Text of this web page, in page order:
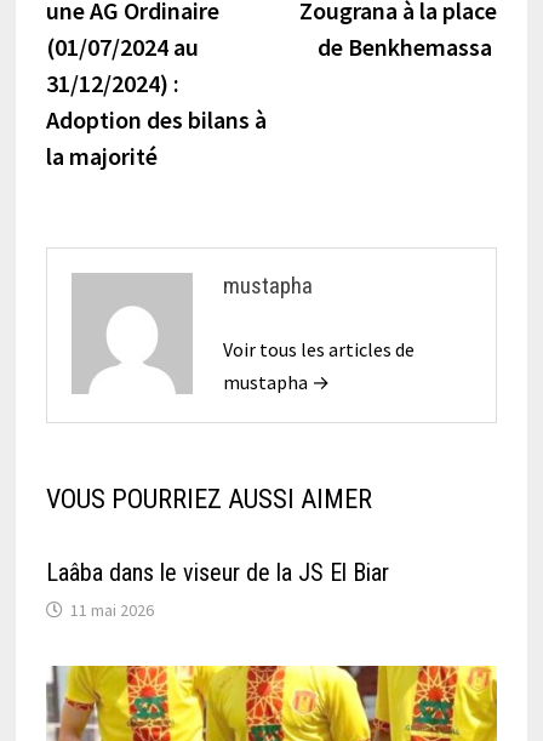
de
l’article
précédente :
une AG Ordinaire
(01/07/2024 au
31/12/2024) :
Adoption des bilans à
la majorité
Zougrana à la place
de Benkhemassa
mustapha
Voir tous les articles de
mustapha →
VOUS POURRIEZ AUSSI AIMER
Laâba dans le viseur de la JS El Biar
11 mai 2026